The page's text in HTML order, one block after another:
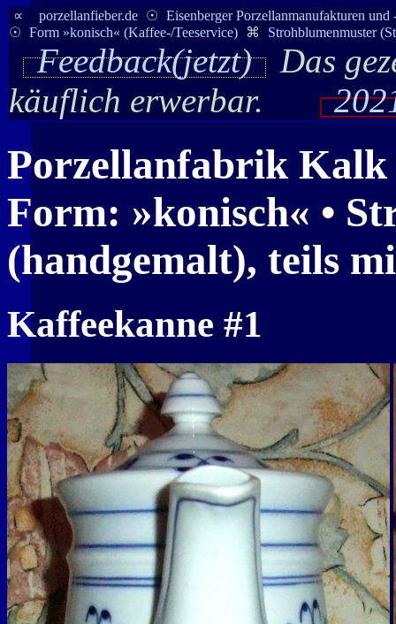
∝ porzellanfieber.de ☉ Eisenberger Porzellanmanufakturen und
☉ Form »konisch« (Kaffee-/Teeservice) ⌘ Strohblumenmuster
Feedback(jetzt)
Das
käuflich erwerbar.
Porzellanfabrik Kalk
Form: »konisch« •
(handgemalt), teils
Kaffeekanne #1